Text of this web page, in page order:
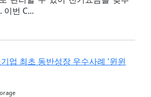
이번 C...
업 최초 동반성장 우수사례 '윈윈